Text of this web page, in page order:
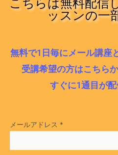
こちらは無料配信
ッスンの一
無料で1日毎にメール講座
受講希望の方はこちら
すぐに1通目が配
メールアドレス *